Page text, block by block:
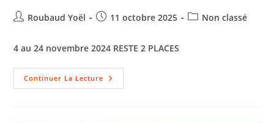
Roubaud Yoël 11 octobre 2025 Non classé
4 au 24 novembre 2024 RESTE 2 PLACES
Continuer La Lecture